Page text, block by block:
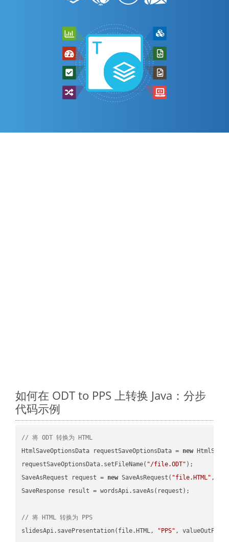
如何在 ODT to PPS 上转换 Java：分步
代码示例
// 将 ODT 转换为 HTML
HtmlSaveOptionsData requestSaveOptionsData = new
requestSaveOptionsData.setFileName( "/file.ODT" );
SaveAsRequest request = new SaveAsRequest( "file.HTML"
SaveResponse result = wordsApi.saveAs(request);
// 将 HTML 转换为 PPS
slidesApi.savePresentation(file.HTML,
"PPS"